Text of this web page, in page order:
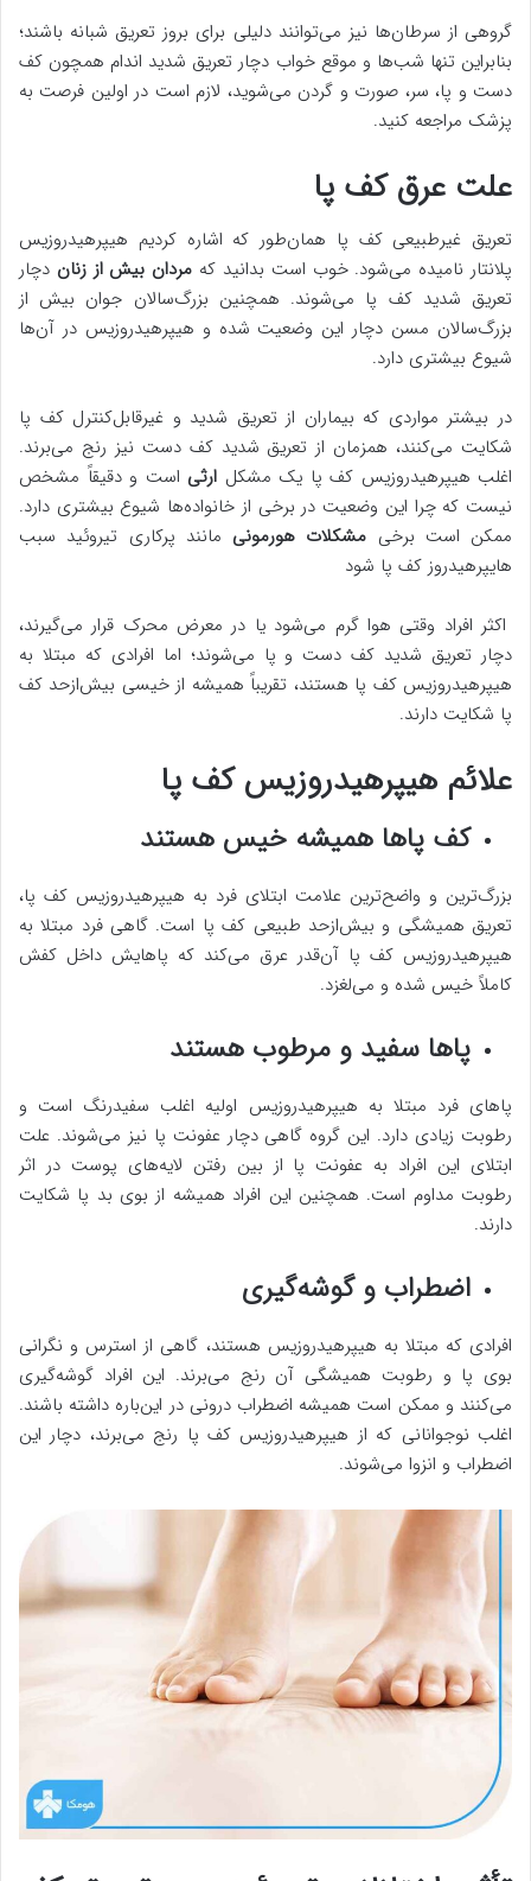
گروهی از سرطان‌ها نیز می‌توانند دلیلی برای بروز تعریق شبانه باشند؛
بنابراین تنها شب‌ها و موقع خواب دچار تعریق شدید اندام‌ همچون کف
دست و پا، سر، صورت و گردن می‌شوید، لازم است در اولین فرصت به
پزشک مراجعه کنید.
علت عرق کف پا
تعریق غیرطبیعی کف پا همان‌طور که اشاره کردیم هیپرهیدروزیس
پلانتار نامیده می‌شود. خوب است بدانید که مردان بیش از زنان دچار
تعریق شدید کف پا می‌شوند. همچنین بزرگ‌سالان جوان بیش از
بزرگ‌سالان مسن دچار این وضعیت شده و هیپرهیدروزیس در آن‌ها
شیوع بیشتری دارد.
در بیشتر مواردی که بیماران از تعریق شدید و غیرقابل‌کنترل کف پا
شکایت می‌کنند، همزمان از تعریق شدید کف دست نیز رنج می‌برند.
اغلب هیپرهیدروزیس کف پا یک مشکل ارثی است و دقیقاً مشخص
نیست که چرا این وضعیت در برخی از خانواده‌ها شیوع بیشتری دارد.
ممکن است برخی مشکلات هورمونی مانند پرکاری تیروئید سبب
هایپرهیدروز کف پا شود
اکثر افراد وقتی هوا گرم می‌شود یا در معرض محرک قرار می‌گیرند،
دچار تعریق شدید کف دست و پا می‌شوند؛ اما افرادی که مبتلا به
هیپرهیدروزیس کف پا هستند، تقریباً همیشه از خیسی بیش‌ازحد کف
پا شکایت دارند.
علائم هیپرهیدروزیس کف پا
کف پاها همیشه خیس هستند
بزرگ‌ترین و واضح‌ترین علامت ابتلای فرد به هیپرهیدروزیس کف پا،
تعریق همیشگی و بیش‌ازحد طبیعی کف پا است. گاهی فرد مبتلا به
هیپرهیدروزیس کف پا آن‌قدر عرق می‌کند که پاهایش داخل کفش
کاملاً خیس شده و می‌لغزد.
پاها سفید و مرطوب هستند
پاهای فرد مبتلا به هیپرهیدروزیس اولیه اغلب سفیدرنگ است و
رطوبت زیادی دارد. این گروه گاهی دچار عفونت پا نیز می‌شوند. علت
ابتلای این افراد به عفونت پا از بین رفتن لایه‌های پوست در اثر
رطوبت مداوم است. همچنین این افراد همیشه از بوی بد پا شکایت
دارند.
اضطراب و گوشه‌گیری
افرادی که مبتلا به هیپرهیدروزیس هستند، گاهی از استرس و نگرانی
بوی پا و رطوبت همیشگی آن رنج می‌برند. این افراد گوشه‌گیری
می‌کنند و ممکن است همیشه اضطراب درونی در این‌باره داشته باشند.
اغلب نوجوانانی که از هیپرهیدروزیس کف پا رنج می‌برند، دچار این
اضطراب و انزوا می‌شوند.